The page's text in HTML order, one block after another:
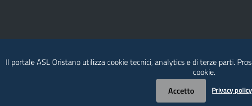
policy Contatti Dichiarazione di Accessibilità
Il portale ASL Oristano utilizza cookie tecnici, analytics e di terze parti.
cookie.
Accetto
Privacy policy